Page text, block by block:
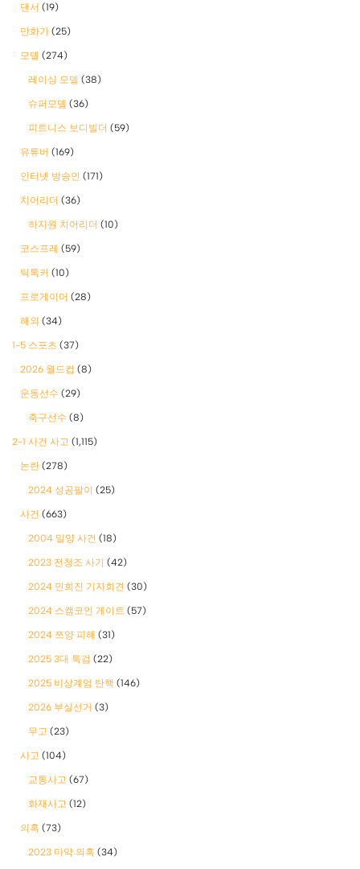
댄서 (19)
만화가 (25)
모델 (274)
레이싱 모델 (38)
슈퍼모델 (36)
피트니스 보디빌더 (59)
유튜버 (169)
인터넷 방송인 (171)
치어리더 (36)
하지원 치어리더 (10)
코스프레 (59)
틱톡커 (10)
프로게이머 (28)
해외 (34)
1-5 스포츠 (37)
2026 월드컵 (8)
운동선수 (29)
축구선수 (8)
2-1 사건 사고 (1,115)
논란 (278)
2024 성공팔이 (25)
사건 (663)
2004 밀양 사건 (18)
2023 전청조 사기 (42)
2024 민희진 기자회견 (30)
2024 스캠코인 게이트 (57)
2024 쯔양 피해 (31)
2025 3대 특검 (22)
2025 비상계엄 탄핵 (146)
2026 부실선거 (3)
무고 (23)
사고 (104)
교통사고 (67)
화재사고 (12)
의혹 (73)
2023 마약 의혹 (34)